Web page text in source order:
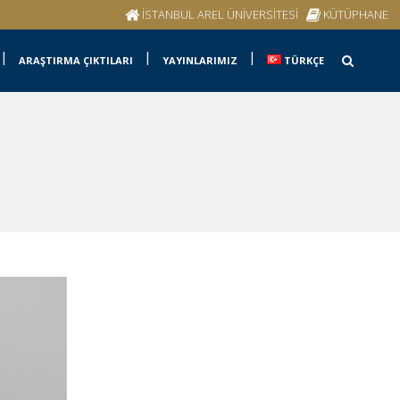
İSTANBUL AREL ÜNİVERSİTESİ KÜTÜPHANE
ARAŞTIRMA ÇIKTILARI YAYINLARIMIZ TÜRKÇE